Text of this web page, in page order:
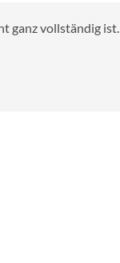
ganz vollständig ist.